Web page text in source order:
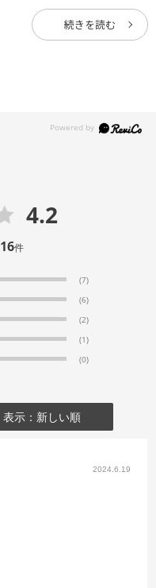
続きを読む
4.2
16件
(7)
(6)
(2)
(1)
(0)
表示：新しい順
2024.6.19